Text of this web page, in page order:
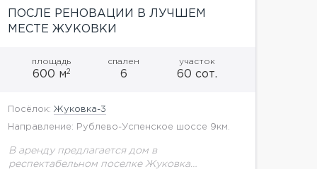
ПОСЛЕ РЕНОВАЦИИ В ЛУЧШЕМ
МЕСТЕ ЖУКОВКИ
площадь
600 м2
спален
6
участок
60 сот.
Посёлок: Жуковка-3
Направление: Рублево-Успенское шоссе 9км.
В аренду предлагается дом в
респектабельном поселке Жуковка